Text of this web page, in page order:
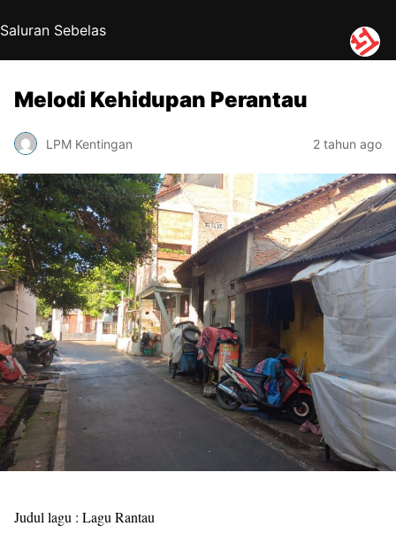
Saluran Sebelas
Melodi Kehidupan Perantau
LPM Kentingan 2 tahun ago
Judul lagu : Lagu Rantau